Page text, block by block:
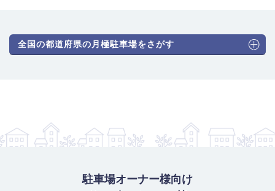
全国の都道府県の月極駐車場をさがす
駐車場オーナー様向け